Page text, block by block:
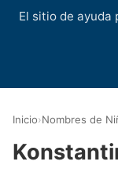
El sitio de ayuda
Inicio›Nombres de